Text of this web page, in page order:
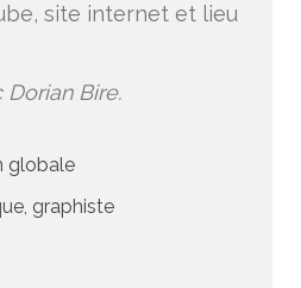
site internet et lieu
Dorian Bire.
globale
graphiste